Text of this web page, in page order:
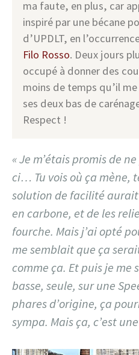
ma faute, en plus, car
inspiré par une bécane
d’UPDLT, en
Filo Rosso. Deux jours
occupé à donner des
moins de temps qu’il
ses deux bas de
Respect !
« Je m’étais promis de
ci… Tu vois où ça mène,
solution de facilité
en carbone, et de les
fourche. Mais j’ai opté
me semblait que ça
comme ça. Et puis je
basse, seule, sur une
phares d’origine, ça
sympa. Mais ça, c’est